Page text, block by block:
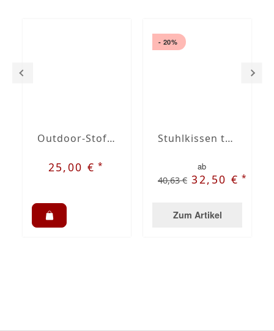
Outdoor-Stoff Dralon gestreift "Sahara" Nr. 48
25,00 €*
- 20%
Stuhlkissen trapezform
ab
40,63 € 32,50 €*
Zum Artikel